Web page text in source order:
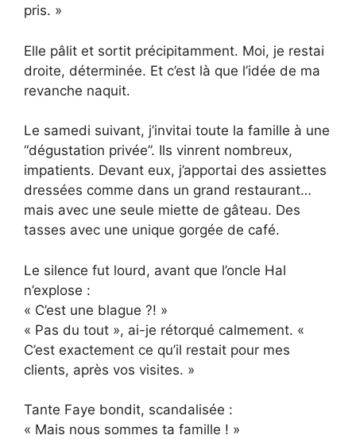
pris. »
Elle pâlit et sortit précipitamment. Moi, je restai
droite, déterminée. Et c’est là que l’idée de ma
revanche naquit.
Le samedi suivant, j’invitai toute la famille à une
“dégustation privée”. Ils vinrent nombreux,
impatients. Devant eux, j’apportai des assiettes
dressées comme dans un grand restaurant…
mais avec une seule miette de gâteau. Des
tasses avec une unique gorgée de café.
Le silence fut lourd, avant que l’oncle Hal
n’explose :
« C’est une blague ?! »
« Pas du tout », ai-je rétorqué calmement. «
C’est exactement ce qu’il restait pour mes
clients, après vos visites. »
Tante Faye bondit, scandalisée :
« Mais nous sommes ta famille ! »